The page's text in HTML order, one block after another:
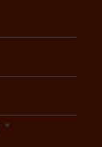
(Pakollinen)